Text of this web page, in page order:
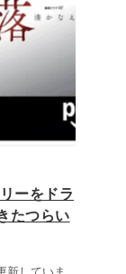
ーをドラ
たつらい